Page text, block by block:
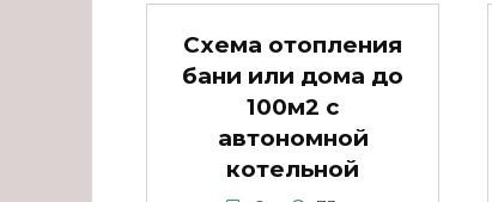
Схема отопления
бани или дома до
100м2 с
автономной
котельной